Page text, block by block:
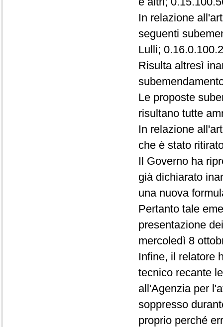
In relazione
seguenti
Lulli;
Risulta altresì
Le proposte
risultano tutte
In relazione
che è stato
Il Governo ha
già dichiarato
una nuova
Pertanto tale
presentazione
mercoledì 8
Infine, il relatore
tecnico recante
all'Agenzia per
soppresso
proprio perché